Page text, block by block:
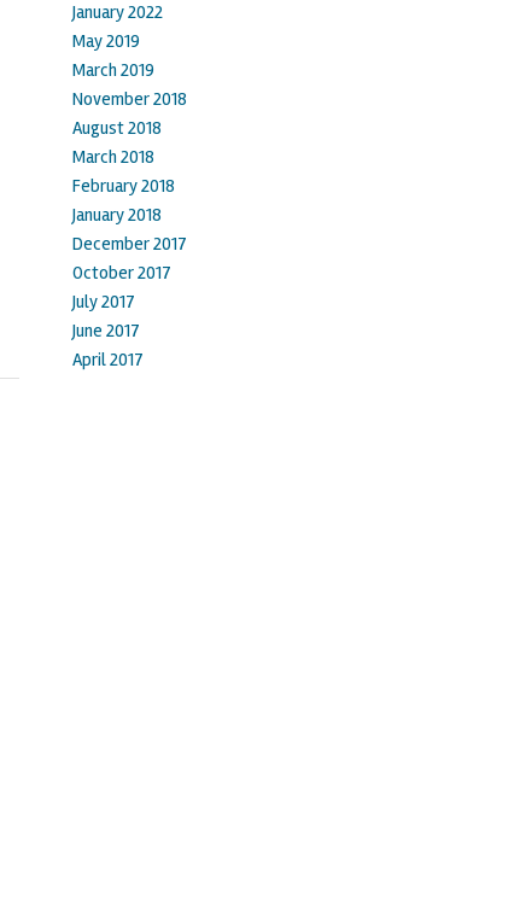
January 2022
May 2019
March 2019
November 2018
August 2018
March 2018
February 2018
January 2018
December 2017
October 2017
July 2017
June 2017
April 2017